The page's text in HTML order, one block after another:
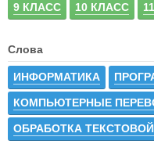
9 КЛАСС 10 КЛАСС
Слова
ИНФОРМАТИКА
КОМПЬЮТЕРНЫЕ
ОБРАБОТКА